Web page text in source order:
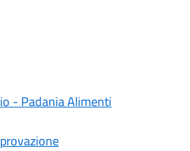
- Padania Alimenti